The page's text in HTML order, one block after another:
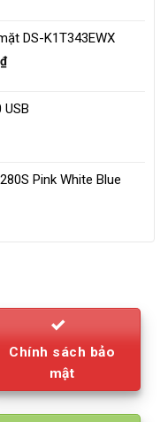
2.800.000₫.
DS-K1T343EWX
₫Current
3.500.000₫.
Pink White Blue
Chính sách bảo
mật